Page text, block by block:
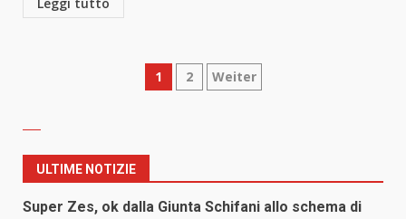
Paginazione
articoli
1 2 Weiter
ULTIME NOTIZIE
Super Zes, ok dalla Giunta Schifani allo schema di